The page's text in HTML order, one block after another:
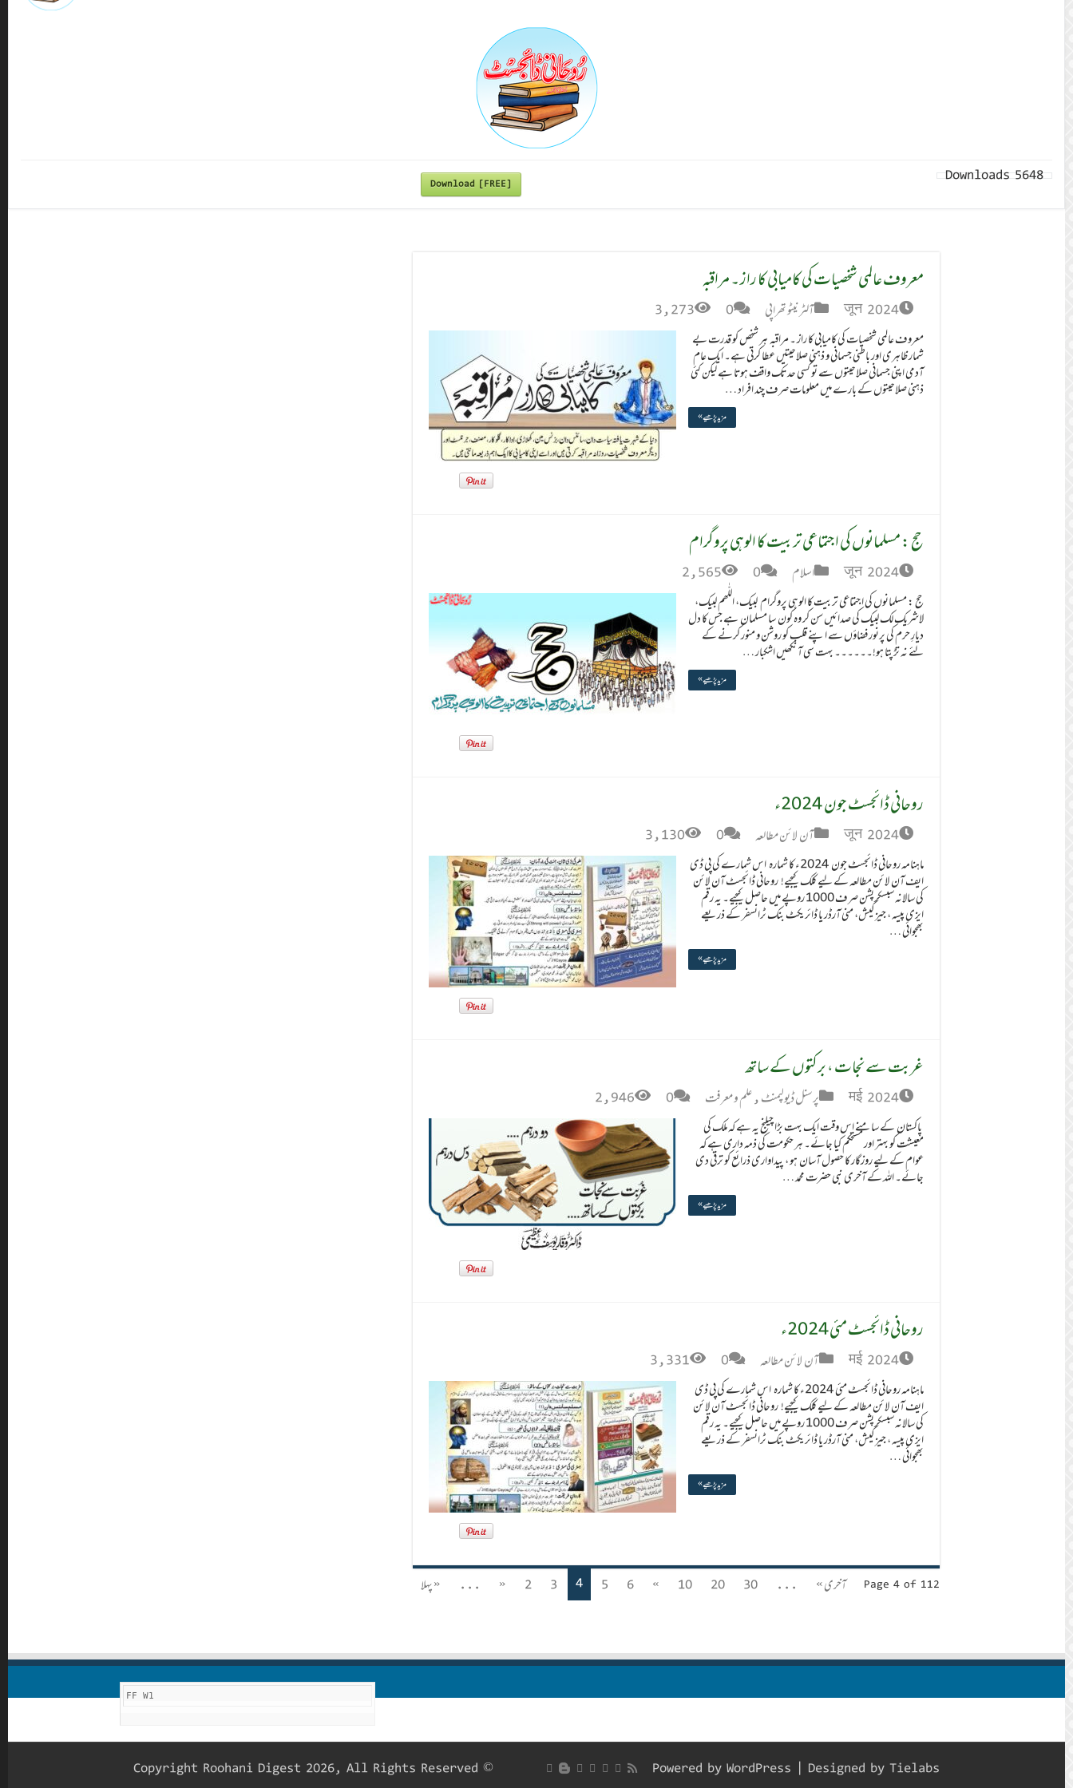
Download [FREE] 5648
Downloads
معروف عالمی شخصیات کی کامیابی کا راز ۔ مراقبہ
जून 2024 آلٹر نیٹو تھراپی 0
3,273
معروف عالمی شخصیات کی کامیابی کا راز ۔ مراقبہ ہر شخص کو قدرت بے
شمار ظاہری اور باطنی جسمانی و ذہنی صلاحیتیں عطا کرتی ہے۔ ایک عام
آدمی اپنی جسمانی صلاحیتوں سے تو کسی حد تک واقف ہوتا ہے لیکن کئی
ذہنی صلاحیتوں کے بارے میں معلومات صرف چند افراد …
مزید پڑھیے »
حج : مسلمانوں کی اجتماعی تربیت کا الوہی پروگرام
जून 2024 اسلام 0
2,565
حج : مسلمانوں کی اجتماعی تربیت کا الوہی پروگرام لبیک، اللّٰھم لبیک،
لاشریک لک لبیک کی صدائیں سن کر وہ کون سا مسلمان ہے جس کا دل
دیارِ حرم کی پرنور فضاؤں سے اپنے قلب کو روشن و منور کرنے کے
لئے نہ تڑپتا ہو!۔۔۔۔۔۔ بہت سی آنکھیں اشکبار …
مزید پڑھیے »
روحانی ڈائجسٹ جون 2024ء
जून 2024 آن لائن مطالعہ 0
3,130
ماہنامہ روحانی ڈائجسٹ جون 2024ء کا شمارہ اس شمارے کی پی ڈی
ایف آن لائن مطالعہ کے لیے کلک کیجیے! روحانی ڈائجسٹ آن لائن
کی سالانہ سبسکرپشن صرف 1000 روپے میں حاصل کیجیے۔ یہ رقم
ایزی پیسہ ، جیز کیش، منی آرڈر یا ڈائریکٹ بنک ٹرانسفر کے ذریعے
بھجوائی …
مزید پڑھیے »
غربت سے نجات ، برکتوں کے ساتھ
मई 2024 پرسنل ڈیولپمنٹ,علم و معرفت 0
2,946
پاکستان کے سامنے اس وقت ایک بہت بڑا چیلنج یہ ہے کہ ملک کی
معیشت کو بہتر اور مستحکم کیا جائے۔ ہر حکومت کی ذمہ داری ہے کہ
عوام کے لیے روزگار کا حصول آسان ہو ، پیداواری ذرائع کو ترقی دی
جائے۔ اللہ کے آخری نبی حضرت محمد …
مزید پڑھیے »
روحانی ڈائجسٹ مئی 2024ء
मई 2024 آن لائن مطالعہ 0
3,331
ماہنامہ روحانی ڈائجسٹ مئی 2024ء کا شمارہ اس شمارے کی پی ڈی
ایف آن لائن مطالعہ کے لیے کلک کیجیے! روحانی ڈائجسٹ آن لائن
کی سالانہ سبسکرپشن صرف 1000 روپے میں حاصل کیجیے۔ یہ رقم
ایزی پیسہ ، جیز کیش، منی آرڈر یا ڈائریکٹ بنک ٹرانسفر کے ذریعے
بھجوائی …
مزید پڑھیے »
Page 4 of 112 « پہلا ... « 2 3 4 5 6 » 10 20 30 ... آخری »
FF W1
Powered by WordPress | Designed by Tielabs
© Copyright Roohani Digest 2026, All Rights Reserved